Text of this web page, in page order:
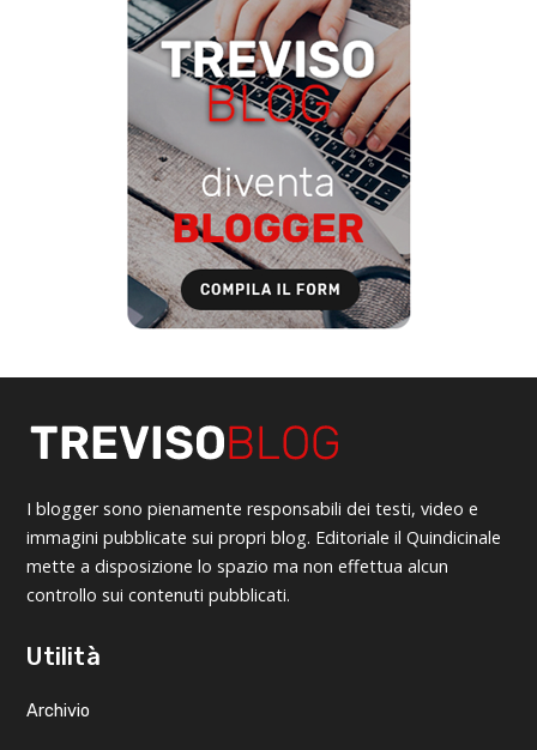
I blogger sono pienamente responsabili dei testi, video e
immagini pubblicate sui propri blog. Editoriale il Quindicinale
mette a disposizione lo spazio ma non effettua alcun
controllo sui contenuti pubblicati.
Utilità
Archivio